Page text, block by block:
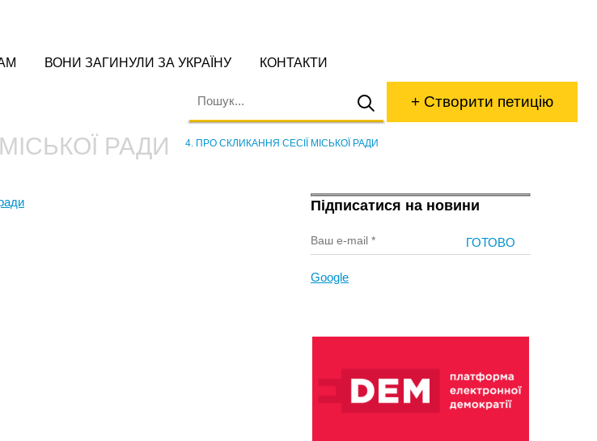
ВОНИ ЗАГИНУЛИ ЗА УКРАЇНУ КОНТАКТИ
+ Створити петицію
РАДИ 4. ПРО СКЛИКАННЯ СЕСІЇ МІСЬКОЇ РАДИ
Підписатися на новини
Google